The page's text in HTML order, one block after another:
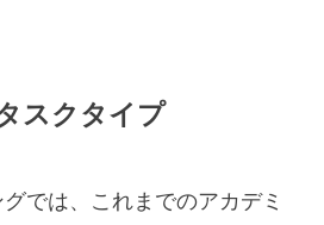
スクタイプ
では、これまでのアカデミ